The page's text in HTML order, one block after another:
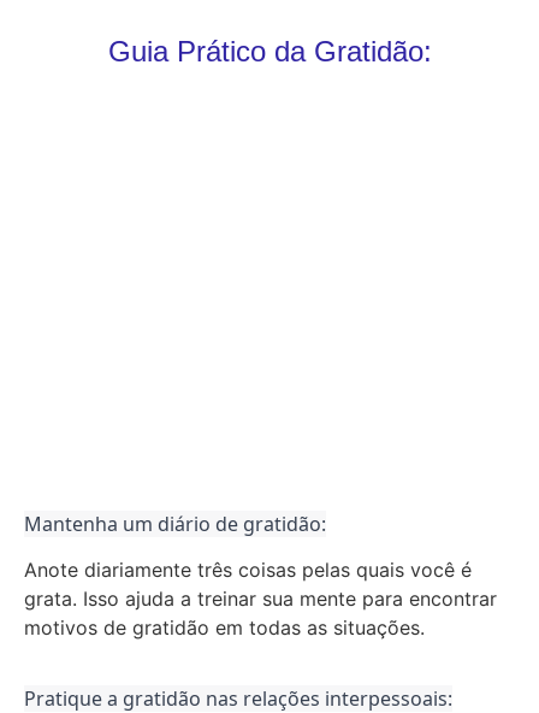
Guia Prático da Gratidão:
Mantenha um diário de gratidão:
Anote diariamente três coisas pelas quais você é
grata. Isso ajuda a treinar sua mente para encontrar
motivos de gratidão em todas as situações.
Pratique a gratidão nas relações interpessoais: